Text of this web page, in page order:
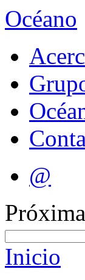
Océano
@
Inicio